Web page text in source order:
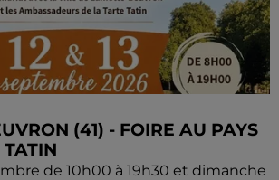
(41) - FOIRE AU PAYS
de 10h00 à 19h30 et dimanche